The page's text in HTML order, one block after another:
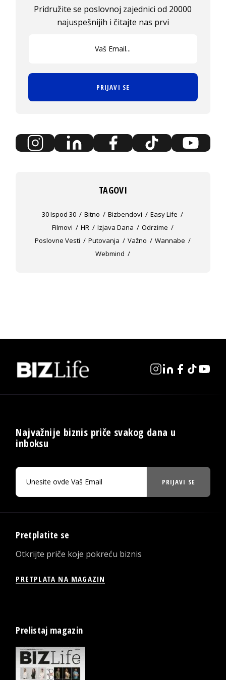
Pridružite se poslovnoj zajednici od 20000
najuspešnijih i čitajte nas prvi
PRIJAVI SE
TAGOVI
30 Ispod 30 Bitno Bizbendovi
Easy Life
Filmovi
HR Izjava Dana
Odrzime
Poslovne Vesti
Putovanja Važno
Wannabe
Webmind
Najvažnije biznis priče svakog dana u
inboksu
PRIJAVI SE
Pretplatite se
Otkrijte priče koje pokreću biznis
PRETPLATA NA MAGAZIN
Prelistaj magazin